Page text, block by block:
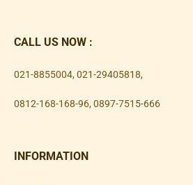
CALL US NOW :
021-8855004, 021-29405818,
0812-168-168-96, 0897-7515-666
INFORMATION